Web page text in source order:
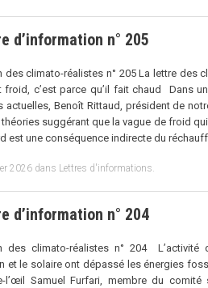
d’information n° 205
des climato-réalistes n° 205 La lettre des
froid, c’est parce qu’il fait chaud Dans
actuelles, Benoît Rittaud, président de
théories suggérant que la vague de froid qui
est une conséquence indirecte du
2026 dans Lettres d'informations
d’information n° 204
des climato-réalistes n° 204 L’activité
et le solaire ont dépassé les énergies
l’œil Samuel Furfari, membre du comité